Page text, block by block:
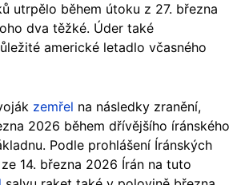
utrpělo během útoku z 27. března
dva těžké. Úder také
americké letadlo včasného
zemřel na následky zranění,
2026 během dřívějšího íránského
Podle prohlášení Íránských
14. března 2026 Írán na tuto